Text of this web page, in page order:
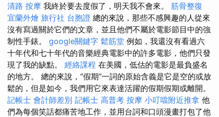
清路 按摩 我終於要去度假了，明天我不會來。 筋骨整復
宜蘭外燴 旅行社 台胞證 總的來說，那些不感興趣的人從來
沒有寫過關於它們的文章，並且他們不屬於電影節目中的強
制性手錶。 google關鍵字 鬆筋堂 例如，我還沒有看過六
十年代和七十年代的音樂經典電影中的許多電影，他們只發
現了我的缺點。 經絡課程 在美國，低估的電影是最負盛名
的地方。 總的來說，“假期”一詞的原始含義是它是空的或放
鬆的，但是如今，我們用它來表達活躍的假期假期或離開。
記帳士 會計師差別 記帳士 高普考 按摩 小叮噹附近推拿 他
們為每個笑話都痛苦地工作，並用台詞和口頭漫畫打包了他